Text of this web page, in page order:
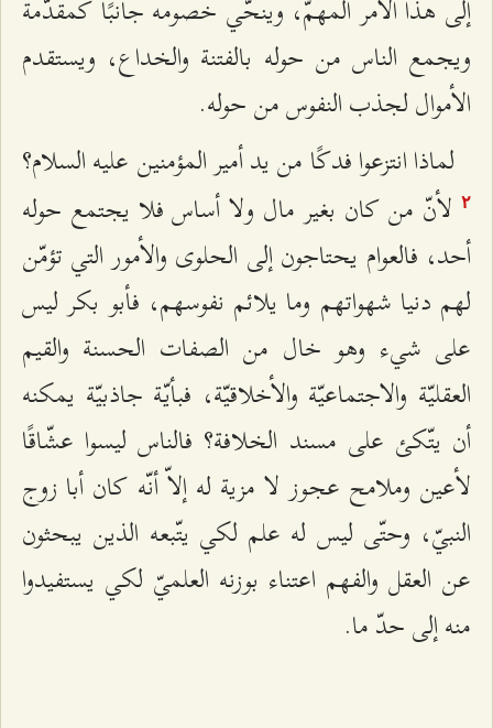
إلى هذا الأمر المهمّ، وينحّي خصومه جانبًا كمقدّمة
ويجمع الناس من حوله بالفتنة والخداع، ويستقدم
الأموال لجذب النفوس من حوله.
لماذا انتزعوا فدكًا من يد أمير المؤمنين عليه السلام؟
٢ لأنّ من كان بغير مال ولا أساس فلا يجتمع حوله
أحد، فالعوام يحتاجون إلى الحلوى والأمور التي تؤمّن
لهم دنيا شهواتهم وما يلائم نفوسهم، فأبو بكر ليس
على شيء وهو خال من الصفات الحسنة والقيم
العقليّة والاجتماعيّة والأخلاقيّة، فبأيّة جاذبيّة يمكنه
أن يتّكئ على مسند الخلافة؟ فالناس ليسوا عشّاقًا
لأعين وملامح عجوز لا مزية له إلاّ أنّه كان أبا زوج
النبيّ، وحتّى ليس له علم لكي يتّبعه الذين يبحثون
عن العقل والفهم اعتناء بوزنه العلميّ لكي يستفيدوا
منه إلى حدّ ما.